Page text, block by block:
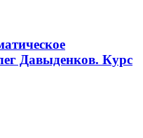
Давыденков. Курс